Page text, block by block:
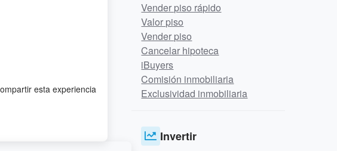
esta experiencia
Vender piso rápido
Valor piso
Vender piso
Cancelar hipoteca
iBuyers
Comisión inmobiliaria
Exclusividad inmobiliaria
Invertir